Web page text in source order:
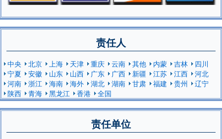
责任人
中央 北京 上海 天津 重庆 云南 其他 内蒙 吉林
四川
宁夏
安徽 山东 山西 广东 广西 新疆 江苏 江西
河北
河南
浙江 海南 海外 湖北 湖南 甘肃 福建 贵州
辽宁
陕西
青海 黑龙江 香港 全国
责任单位